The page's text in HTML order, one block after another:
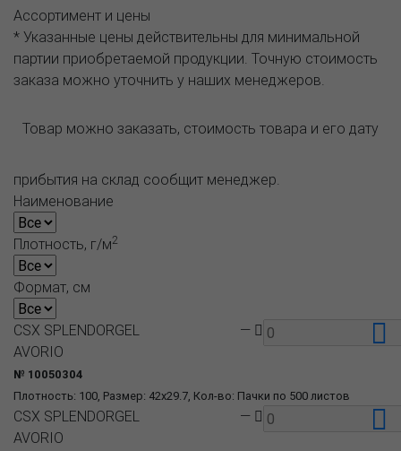
Ассортимент и цены
* Указанные цены действительны для минимальной
партии приобретаемой продукции. Точную стоимость
заказа можно уточнить у наших менеджеров.
Товар можно заказать, стоимость товара и его дату
прибытия на склад сообщит менеджер.
Наименование
Плотность, г/м2
Формат, см
Плотность: 100, Размер: 42x29.7, Кол-во: Пачки по 500 листов
CSX SPLENDORGEL
AVORIO
№ 10050304
—
CSX SPLENDORGEL
AVORIO
—